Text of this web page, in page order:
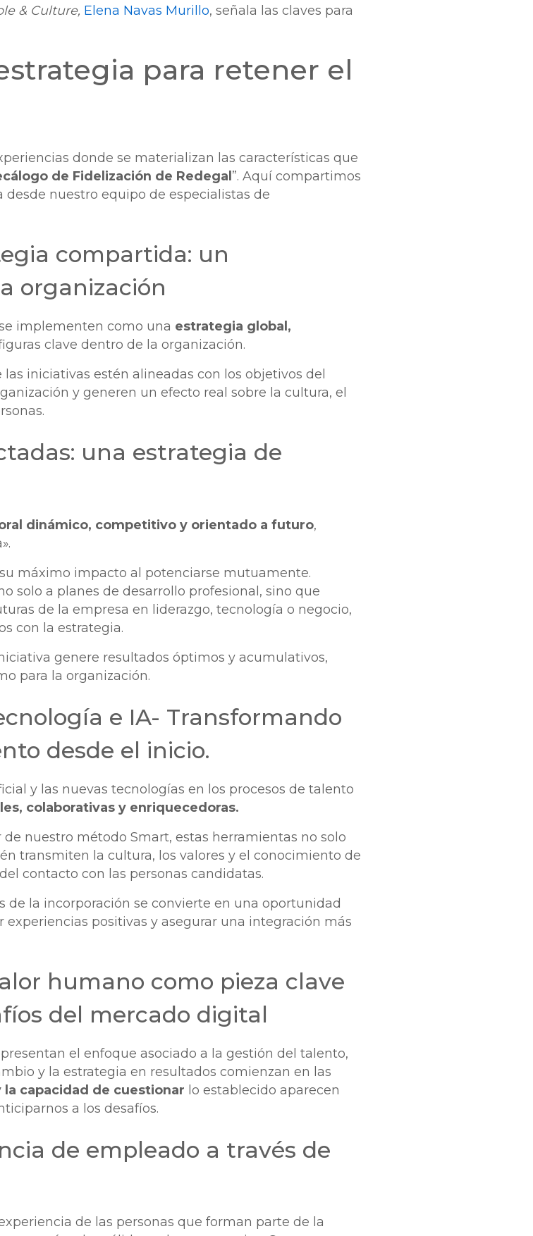
& Culture, Elena Navas Murillo, señala las claves para
para retener el
donde se materializan las características que
de Fidelización de Redegal ”. Aquí compartimos
nuestro equipo de especialistas de
compartida: un
organización
implementen como una estrategia global,
clave dentro de la organización.
iniciativas estén alineadas con los objetivos del
y generen un efecto real sobre la cultura, el
una estrategia de
dinámico, competitivo y orientado a futuro,
máximo impacto al potenciarse mutuamente.
solo a planes de desarrollo profesional, sino que
de la empresa en liderazgo, tecnología o negocio,
con la estrategia.
genere resultados óptimos y acumulativos,
para la organización.
e IA- Transformando
desde el inicio.
y las nuevas tecnologías en los procesos de talento
colaborativas y enriquecedoras.
nuestro método Smart, estas herramientas no solo
transmiten la cultura, los valores y el conocimiento de
contacto con las personas candidatas.
de la incorporación se convierte en una oportunidad
positivas y asegurar una integración más
humano como pieza clave
del mercado digital
el enfoque asociado a la gestión del talento,
y la estrategia en resultados comienzan en las
capacidad de cuestionar lo establecido aparecen
a los desafíos.
de empleado a través de
de las personas que forman parte de la